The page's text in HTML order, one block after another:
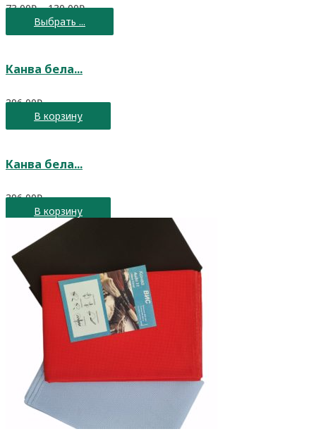
73,00₽–130,00₽
Выбрать ...
Канва бела...
396,00₽
В корзину
Канва бела...
396,00₽
В корзину